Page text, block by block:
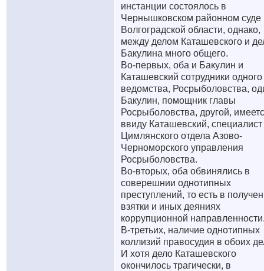
инстанции состоялось в
Чернышковском районном суде
Волгоградской области, однако,
между делом Каташевского и
Бакулина много общего.
Во-первых, оба и Бакулин и
Каташевский сотрудники одного
ведомства, Росрыболовства,
Бакулин, помощник главы
Росрыболовства, другой,
ввиду Каташевский, специалист
Цимлянского отдела Азово-
Черноморского управления
Росрыболовства.
Во-вторых, оба обвинялись в
соверешнии однотипных
преступлений, то есть в
взятки и иных деяниях
коррупционной
В-третьих, наличие однотипных
коллизий правосудия в обоих
И хотя дело Каташевского
окончилось трагически, в